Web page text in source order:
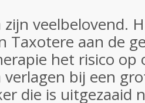
veelbelovend.
Taxotere aan de
het risico op
bij een
die is uitgezaaid